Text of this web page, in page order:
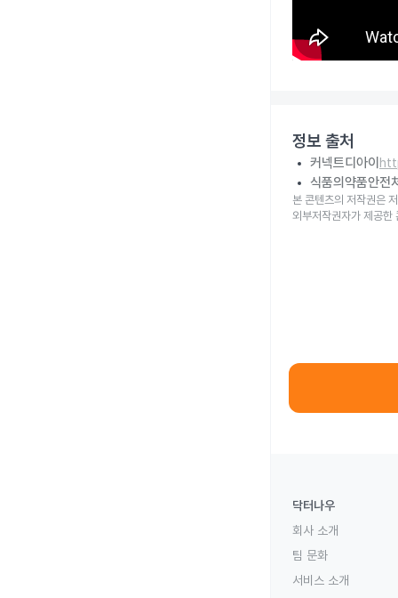
정보 출처
커넥트디아이
식품의약품안전
본 콘텐츠의 저작권은
외부저작권자가 제공한
닥터나우
회사 소개
팀 문화
서비스 소개